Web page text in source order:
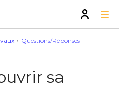
Questions/Réponses
sa